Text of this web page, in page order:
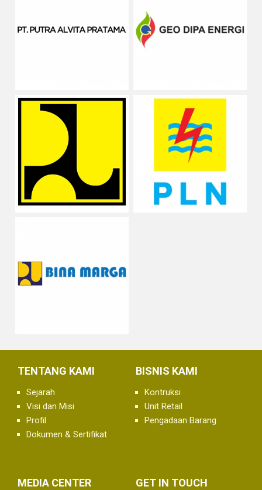
TENTANG KAMI
Sejarah
Visi dan Misi
Profil
Dokumen & Sertifikat
BISNIS KAMI
Kontruksi
Unit Retail
Pengadaan Barang
MEDIA CENTER GET IN TOUCH